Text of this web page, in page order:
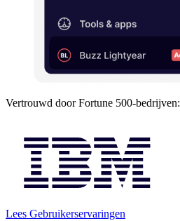
Vertrouwd door Fortune 500-bedrijven:
Lees Gebruikerservaringen